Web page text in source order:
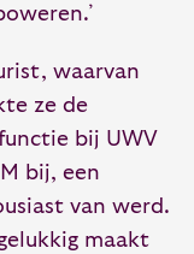
waarvan
ze de
bij UWV
bij, een
van werd.
maakt